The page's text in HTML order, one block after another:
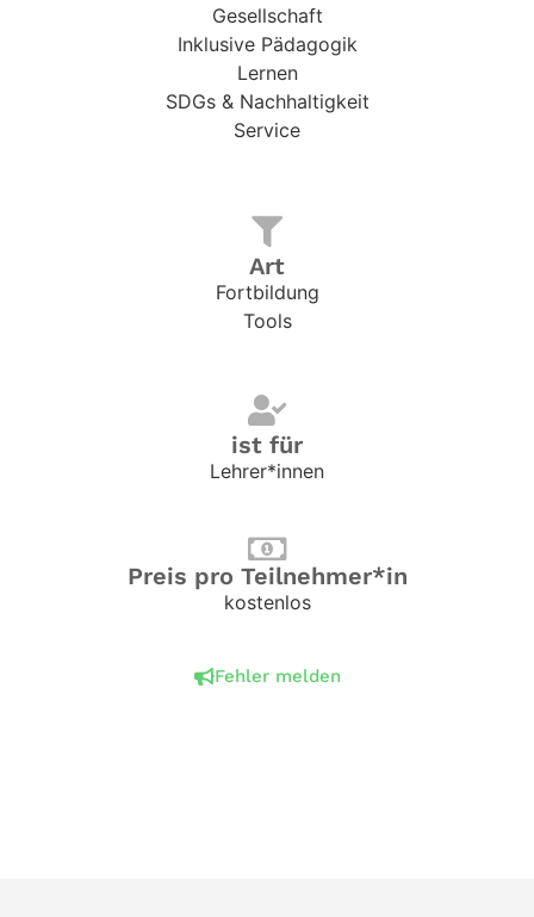
Gesellschaft
Inklusive Pädagogik
Lernen
SDGs & Nachhaltigkeit
Service
Art
Fortbildung
Tools
ist für
Lehrer*innen
Preis pro Teilnehmer*in
kostenlos
Fehler melden